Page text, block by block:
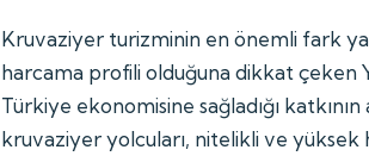
Kruvaziyer turizminin en önemli fark
harcama profili olduğuna dikkat çeken
Türkiye ekonomisine sağladığı
kruvaziyer yolcuları, nitelikli ve yüksek